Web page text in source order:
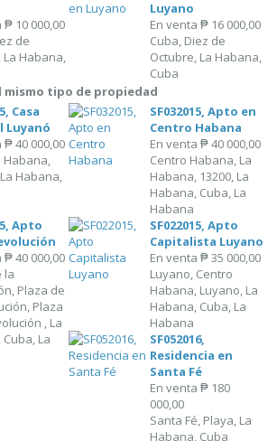
₱ 10 000,00
de
Habana,
Luyano
En venta ₱ 16 000,00
Cuba, Diez de
Octubre, La Habana,
Cuba
mismo tipo de propiedad
Casa
Luyanó
₱ 40 000,00
Habana,
Habana,
SF032015, Apto en
Centro Habana
En venta ₱ 40 000,00
Centro Habana, La
Habana, 13200, La
Habana, Cuba, La
Habana
Apto
₱ 40 000,00
la
Plaza de
Plaza
, La
La
SF022015, Apto
Capitalista Luyano
En venta ₱ 35 000,00
Luyano, Centro
Habana, Luyano, La
Habana, Cuba, La
Habana
SF052016,
Residencia en
Santa Fé
En venta ₱ 180
000,00
Santa Fé, Playa, La
Habana, Cuba